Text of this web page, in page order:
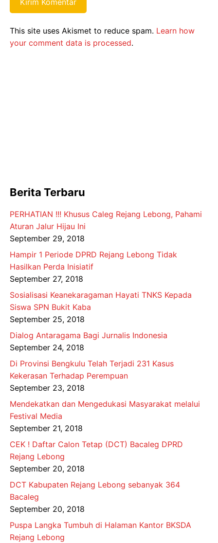
This site uses Akismet to reduce spam. Learn how
your comment data is processed.
Berita Terbaru
PERHATIAN !!! Khusus Caleg Rejang Lebong, Pahami
Aturan Jalur Hijau Ini
September 29, 2018
Hampir 1 Periode DPRD Rejang Lebong Tidak
Hasilkan Perda Inisiatif
September 27, 2018
Sosialisasi Keanekaragaman Hayati TNKS Kepada
Siswa SPN Bukit Kaba
September 25, 2018
Dialog Antaragama Bagi Jurnalis Indonesia
September 24, 2018
Di Provinsi Bengkulu Telah Terjadi 231 Kasus
Kekerasan Terhadap Perempuan
September 23, 2018
Mendekatkan dan Mengedukasi Masyarakat melalui
Festival Media
September 21, 2018
CEK ! Daftar Calon Tetap (DCT) Bacaleg DPRD
Rejang Lebong
September 20, 2018
DCT Kabupaten Rejang Lebong sebanyak 364
Bacaleg
September 20, 2018
Puspa Langka Tumbuh di Halaman Kantor BKSDA
Rejang Lebong